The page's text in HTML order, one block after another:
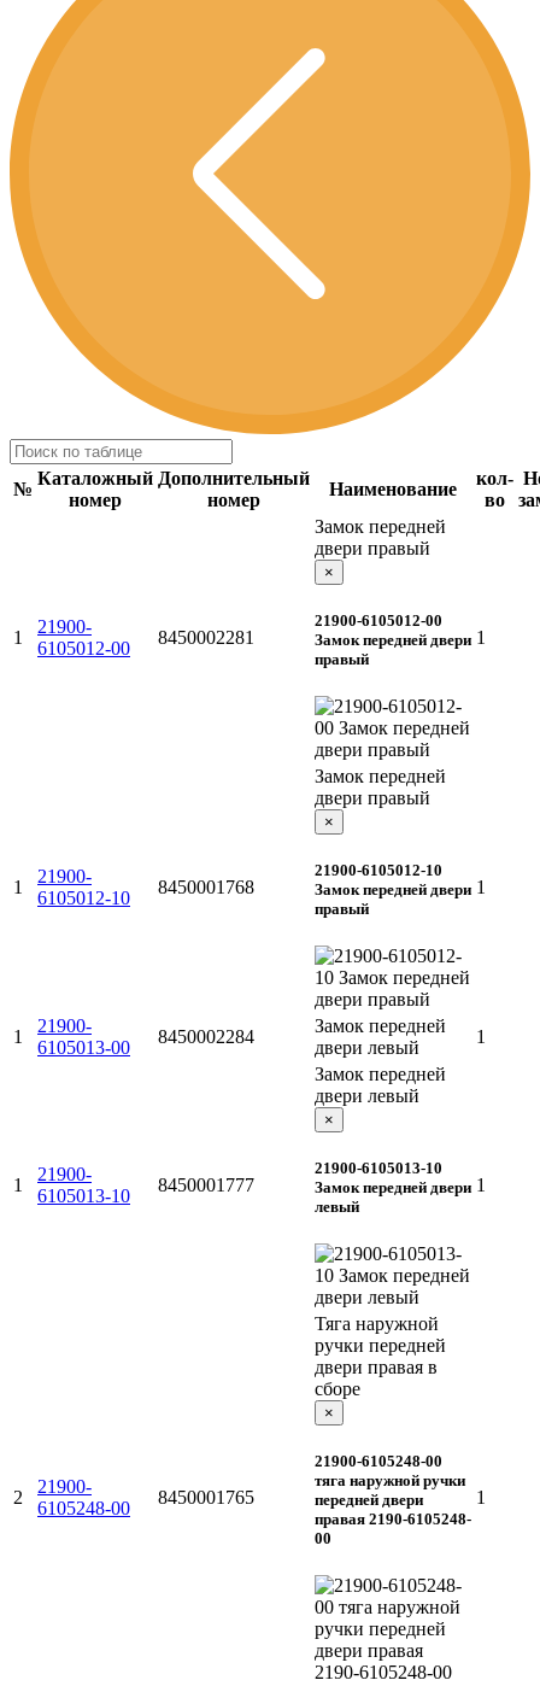
№
Каталожный
номер
Дополнительный
номер
Наименование
кол-
во
1
21900-
6105012-00
8450002281
Замок передней
двери правый
×
21900-6105012-00
Замок передней двери
правый
1
1
21900-
6105012-10
8450001768
Замок передней
двери правый
×
21900-6105012-10
Замок передней двери
правый
1
1
21900-
6105013-00
8450002284
Замок передней
двери левый
1
1
21900-
6105013-10
8450001777
Замок передней
двери левый
×
21900-6105013-10
Замок передней двери
левый
1
2
21900-
6105248-00
8450001765
Тяга наружной
ручки передней
двери правая в
сборе
×
21900-6105248-00
тяга наружной ручки
передней двери
правая 2190-6105248-
00
1